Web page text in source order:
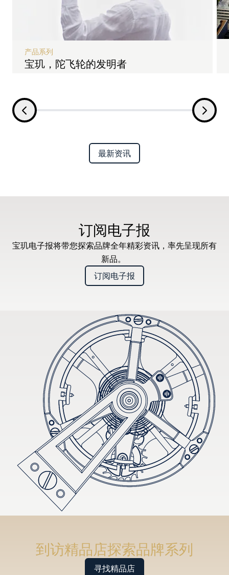
宝玑，陀飞轮的发明者
产品系列
最新资讯
订阅电子报
宝玑电子报将带您探索品牌全年精彩资讯，率先呈现所有
新品。
订阅电子报
到访精品店探索品牌系列
寻找精品店